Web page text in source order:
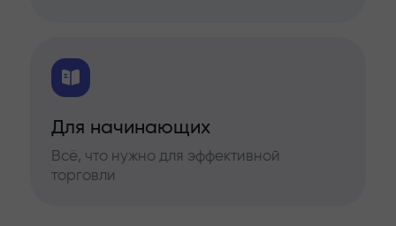
Для начинающих
Всё, что нужно для эффективной
торговли